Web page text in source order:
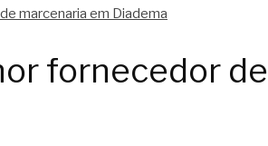
marcenaria em Diadema
fornecedor de